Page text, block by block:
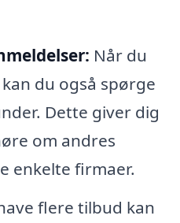
Når du
du også spørge
Dette giver dig
om andres
enkelte firmaer.
flere tilbud kan